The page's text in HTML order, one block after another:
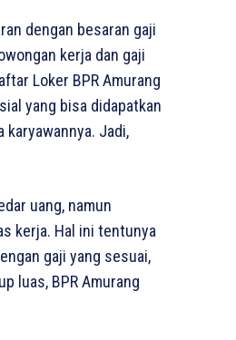
dengan besaran gaji
kerja dan gaji
Loker BPR Amurang
yang bisa didapatkan
Jadi,
uang, namun
kerja. Hal ini tentunya
gaji yang sesuai,
luas, BPR Amurang